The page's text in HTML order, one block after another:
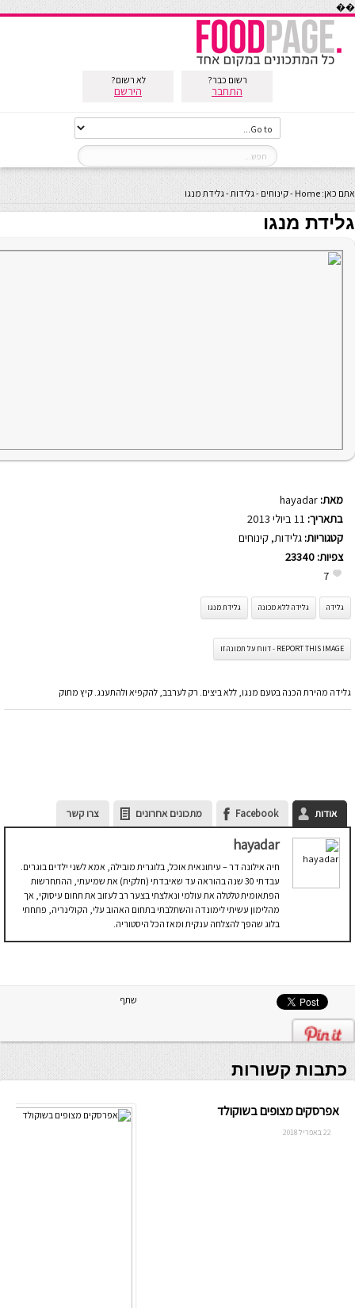
��
רשום כבר?
התחבר
לא רשום?
הירשם
אתם כאן: Home
-קינוחים -גלידות-גלידת מנגו
גלידת מנגו
מאת: hayadar
בתאריך:
קטגוריות: גלידות, קינוחים
צפיות: 23340
7
גלידה גלידה ללא מכונה גלידת מנגו
REPORT THIS IMAGE - דווח על תמונה זו
גלידה מהירת הכנה בטעם מנגו, ללא ביצים. רק לערבב, להקפיא ולהתענג. קיץ מתוק
אודות Facebook מתכונים אחרונים צרו קשר
hayadar
חיה אילונה דר – עיתונאית אוכל, בלוגרית מובילה, אמא לשני ילדים בוגרים.
עבדתי 30 שנה בהוראה עד שאיבדתי (חלקית) את שמיעתי, ההתחרשות
הפתאומית טלטלה את עולמי ונאלצתי בצער רב לעזוב את תחום עיסוקי, אך
מהלימון עשיתי לימונדה והשתלבתי בתחום האהוב עלי, הקולינריה, פתחתי
בלוג שהפך להצלחה ענקית ומאז הכל היסטוריה.
שתף
כתבות קשורות
אפרסקים מצופים בשוקולד
22 באפריל 2018